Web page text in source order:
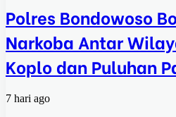
Polres Bondowoso
Narkoba Antar
Koplo dan Puluhan
7 hari ago